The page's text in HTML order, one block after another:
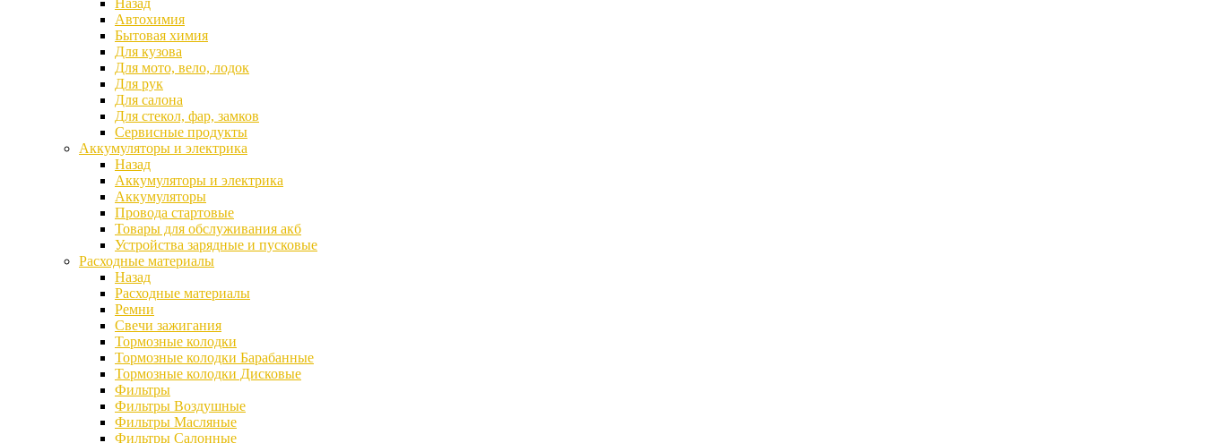
Назад
Автохимия
Бытовая химия
Для кузова
Для мото, вело, лодок
Для рук
Для салона
Для стекол, фар, замков
Сервисные продукты
Аккумуляторы и электрика
Назад
Аккумуляторы и электрика
Аккумуляторы
Провода стартовые
Товары для обслуживания акб
Устройства зарядные и пусковые
Расходные материалы
Назад
Расходные материалы
Ремни
Свечи зажигания
Тормозные колодки
Тормозные колодки Барабанные
Тормозные колодки Дисковые
Фильтры
Фильтры Воздушные
Фильтры Масляные
Фильтры Салонные